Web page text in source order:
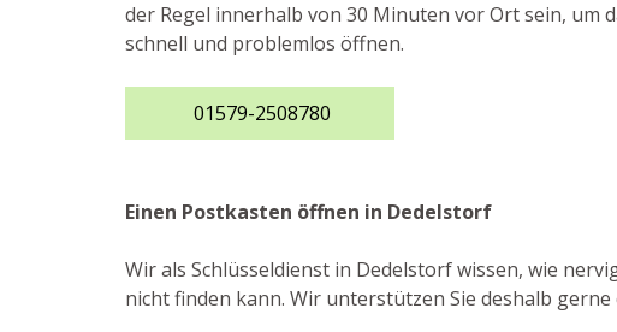
der Regel innerhalb von 30 Minuten vor Ort sein,
schnell und problemlos öffnen.
01579-2508780
Einen Postkasten öffnen in Dedelstorf
Wir als Schlüsseldienst in Dedelstorf wissen, wie
nicht finden kann. Wir unterstützen Sie deshalb